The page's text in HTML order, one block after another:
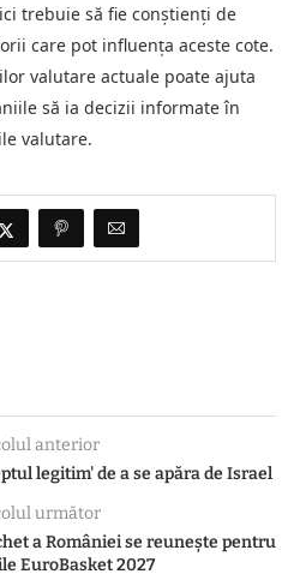
trebuie să fie conștienți de
care pot influența aceste cote.
valutare actuale poate ajuta
să ia decizii informate în
valutare.
anterior
legitim' de a se apăra de Israel
următor
a României se reunește pentru
EuroBasket 2027